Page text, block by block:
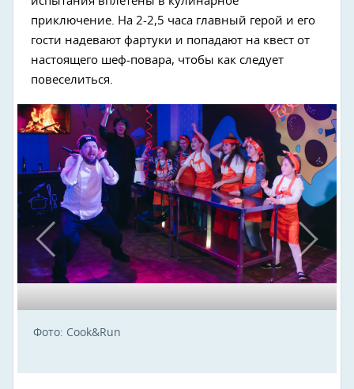
приключение. На 2-2,5 часа главный герой и его
гости надевают фартуки и попадают на квест от
настоящего шеф-повара, чтобы как следует
повеселиться.
Фото: Cook&Run